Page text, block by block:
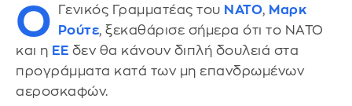
Ο Γενικός Γραμματέας του ΝΑΤΟ, Μαρκ
Ρούτε, ξεκαθάρισε σήμερα ότι το ΝΑΤΟ
και η ΕΕ δεν θα κάνουν διπλή δουλειά στα
προγράμματα κατά των μη επανδρωμένων
αεροσκαφών.